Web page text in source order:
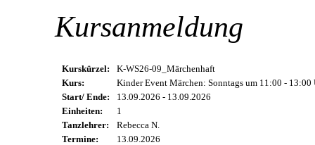
Kursanmeldung
Kurskürzel:
K-WS26-09_Märchenhaft
Kurs:
Kinder Event Märchen: Sonntags um 11:00 - 13:00
Start/ Ende:
13.09.2026 - 13.09.2026
Einheiten:
1
Tanzlehrer:
Rebecca N.
Termine:
13.09.2026